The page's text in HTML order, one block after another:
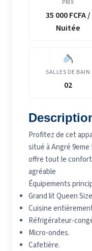
PRIX
35 000 FCFA /
Nuitée
SALLES DE BAIN
02
Profitez de cet
situé à Angré
offre tout le
agréable
Équipements
Grand lit Queen Size
Cuisine
Réfrigérateur-
Micro-ondes.
Cafetière.